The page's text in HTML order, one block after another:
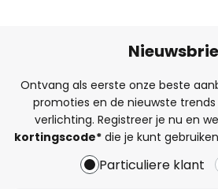
Ontvang als eerste onze beste
promoties en de nieuwste
verlichting. Registreer je nu en
kortingscode*die je kunt
Particuliere klant